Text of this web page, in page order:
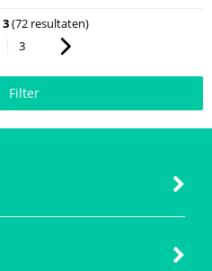
3(72 resultaten)
3
Filter